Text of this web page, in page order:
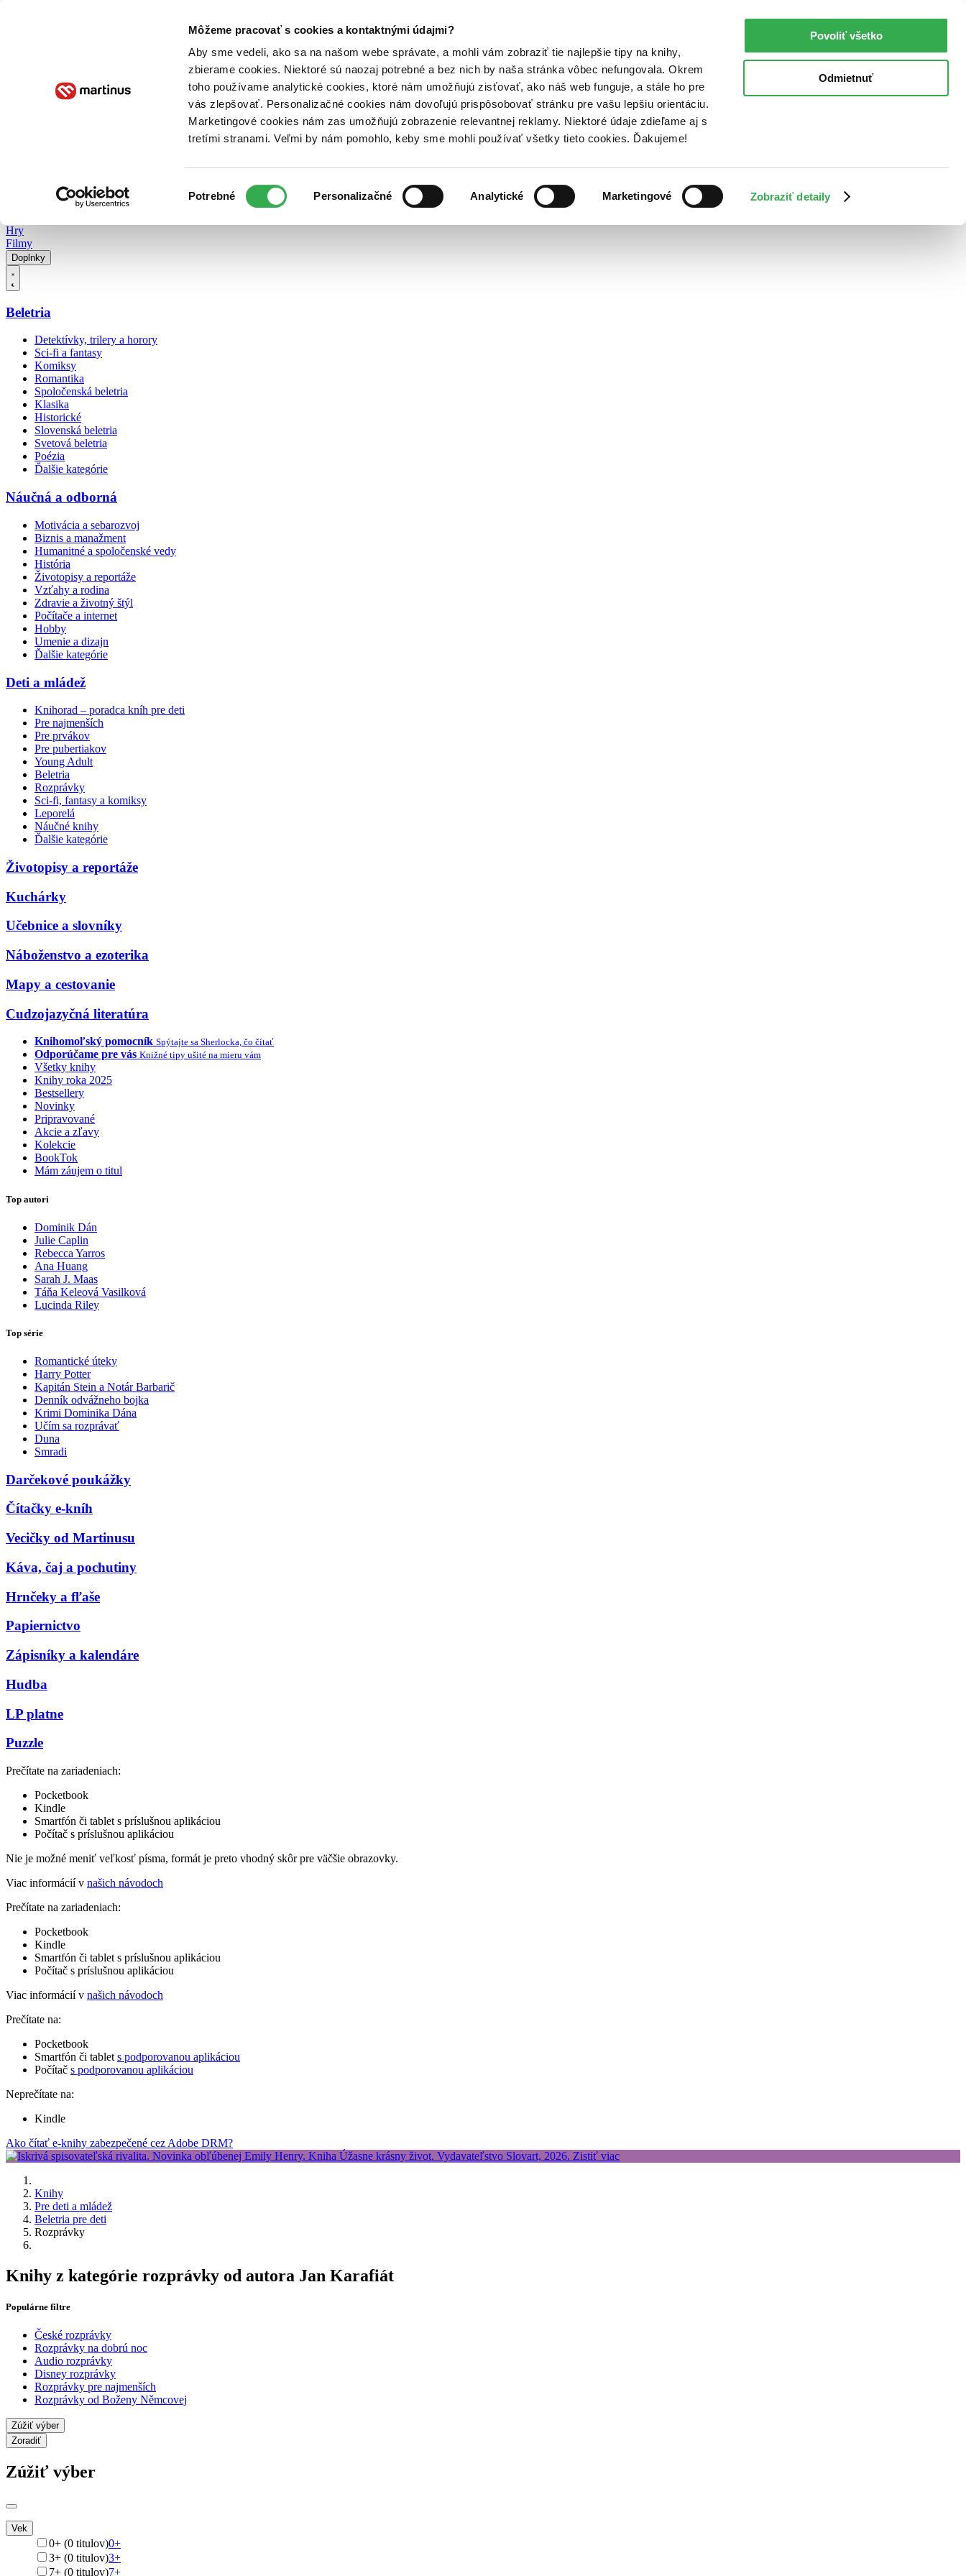
Môžeme pracovať s cookies a kontaktnými údajmi?
Aby sme vedeli, ako sa na našom webe správate, a mohli vám zobraziť tie najlepšie tipy na knihy,
zbierame cookies. Niektoré sú naozaj potrebné a bez nich by naša stránka vôbec nefungovala. Okrem
toho používame analytické cookies, ktoré nám umožňujú zisťovať, ako náš web funguje, a stále ho pre
vás zlepšovať. Personalizačné cookies nám dovoľujú prispôsobovať stránku pre vašu lepšiu orientáciu.
Marketingové cookies nám zas umožňujú zobrazenie relevantnej reklamy. Niektoré údaje zdieľame aj s
tretími stranami. Veľmi by nám pomohlo, keby sme mohli používať všetky tieto cookies. Ďakujeme!
súhlasu
Potrebné Personalizačné Analytické Marketingové Zobraziť detaily
Povoliť všetko
Odmietnuť
Poukážky Kontakt
Hry
Filmy
Doplnky
Beletria
Detektívky, trilery a horory
Sci-fi a fantasy
Komiksy
Romantika
Spoločenská beletria
Klasika
Historické
Slovenská beletria
Svetová beletria
Poézia
Ďalšie kategórie
Náučná a odborná
Motivácia a sebarozvoj
Biznis a manažment
Humanitné a spoločenské vedy
História
Životopisy a reportáže
Vzťahy a rodina
Zdravie a životný štýl
Počítače a internet
Hobby
Umenie a dizajn
Ďalšie kategórie
Deti a mládež
Knihorad – poradca kníh pre deti
Pre najmenších
Pre prvákov
Pre pubertiakov
Young Adult
Beletria
Rozprávky
Sci-fi, fantasy a komiksy
Leporelá
Náučné knihy
Ďalšie kategórie
Životopisy a reportáže
Kuchárky
Učebnice a slovníky
Náboženstvo a ezoterika
Mapy a cestovanie
Cudzojazyčná literatúra
Knihomoľský pomocník Spýtajte sa Sherlocka, čo čítať
Odporúčame pre vás Knižné tipy ušité na mieru vám
Všetky knihy
Knihy roka 2025
Bestsellery
Novinky
Pripravované
Akcie a zľavy
Kolekcie
BookTok
Mám záujem o titul
Top autori
Dominik Dán
Julie Caplin
Rebecca Yarros
Ana Huang
Sarah J. Maas
Táňa Keleová Vasilková
Lucinda Riley
Top série
Romantické úteky
Harry Potter
Kapitán Stein a Notár Barbarič
Denník odvážneho bojka
Krimi Dominika Dána
Učím sa rozprávať
Duna
Smradi
Darčekové poukážky
Čítačky e-kníh
Vecičky od Martinusu
Káva, čaj a pochutiny
Hrnčeky a fľaše
Papiernictvo
Zápisníky a kalendáre
Hudba
LP platne
Puzzle
Prečítate na zariadeniach:
Pocketbook
Kindle
Smartfón či tablet s príslušnou aplikáciou
Počítač s príslušnou aplikáciou
Nie je možné meniť veľkosť písma, formát je preto vhodný skôr pre väčšie obrazovky.
Viac informácií v našich návodoch
Prečítate na zariadeniach:
Pocketbook
Kindle
Smartfón či tablet s príslušnou aplikáciou
Počítač s príslušnou aplikáciou
Viac informácií v našich návodoch
Prečítate na:
Pocketbook
Smartfón či tablet s podporovanou aplikáciou
Počítač s podporovanou aplikáciou
Neprečítate na:
Kindle
Ako čítať e-knihy zabezpečené cez Adobe DRM?
Knihy
Pre deti a mládež
Beletria pre deti
Rozprávky
Knihy z kategórie rozprávky od autora Jan Karafiát
Populárne filtre
České rozprávky
Rozprávky na dobrú noc
Audio rozprávky
Disney rozprávky
Rozprávky pre najmenších
Rozprávky od Boženy Němcovej
Zúžiť výber
Zoradiť
Zúžiť výber
Vek
0+ (0 titulov)0+
3+ (0 titulov)3+
7+ (0 titulov)7+